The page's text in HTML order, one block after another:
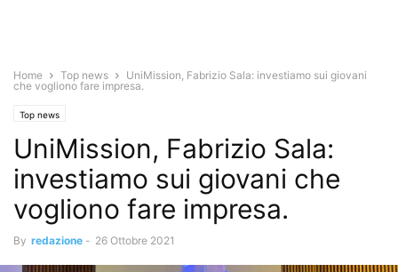
Home Top news
UniMission, Fabrizio Sala: investiamo sui giovani
che vogliono fare impresa.
Top news
UniMission, Fabrizio Sala:
investiamo sui giovani che
vogliono fare impresa.
By redazione - 26 Ottobre 2021